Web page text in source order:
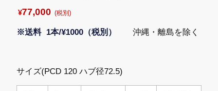
¥77,000 (税別)
※送料 1本/¥1000（税別） 沖縄・離島を除く
サイズ(PCD 120 ハブ径72.5)